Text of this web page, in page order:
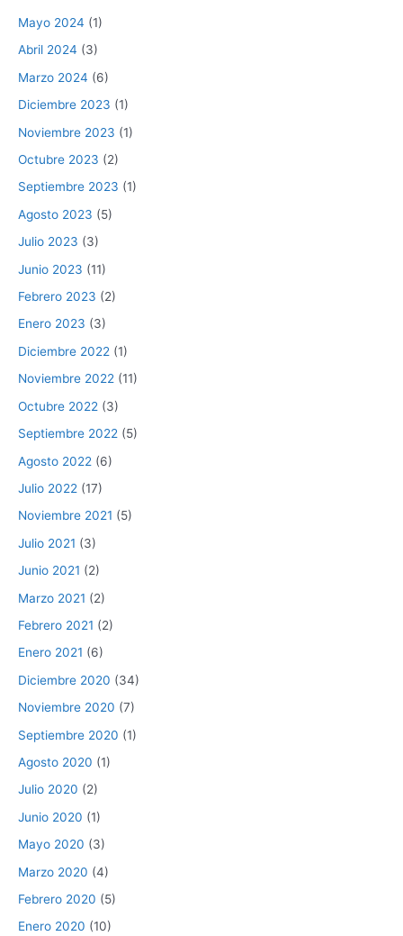
Mayo 2024 (1)
Abril 2024 (3)
Marzo 2024 (6)
Diciembre 2023 (1)
Noviembre 2023 (1)
Octubre 2023 (2)
Septiembre 2023 (1)
Agosto 2023 (5)
Julio 2023 (3)
Junio 2023 (11)
Febrero 2023 (2)
Enero 2023 (3)
Diciembre 2022 (1)
Noviembre 2022 (11)
Octubre 2022 (3)
Septiembre 2022 (5)
Agosto 2022 (6)
Julio 2022 (17)
Noviembre 2021 (5)
Julio 2021 (3)
Junio 2021 (2)
Marzo 2021 (2)
Febrero 2021 (2)
Enero 2021 (6)
Diciembre 2020 (34)
Noviembre 2020 (7)
Septiembre 2020 (1)
Agosto 2020 (1)
Julio 2020 (2)
Junio 2020 (1)
Mayo 2020 (3)
Marzo 2020 (4)
Febrero 2020 (5)
Enero 2020 (10)